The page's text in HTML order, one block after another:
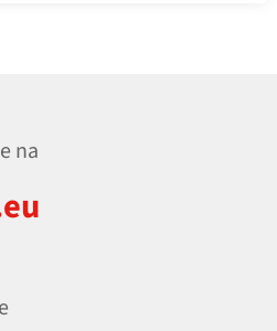
na